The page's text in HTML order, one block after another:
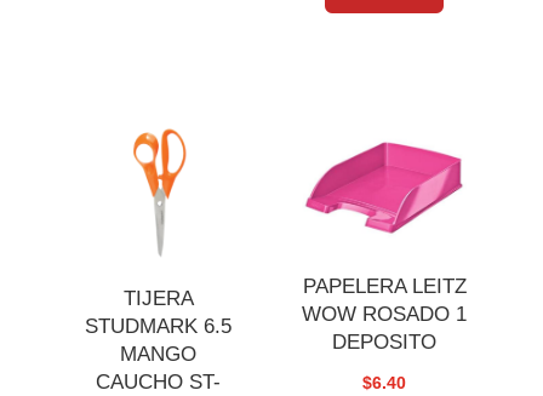
TIJERA
STUDMARK 6.5
MANGO
CAUCHO ST-
PAPELERA LEITZ
WOW ROSADO 1
DEPOSITO
$6.40